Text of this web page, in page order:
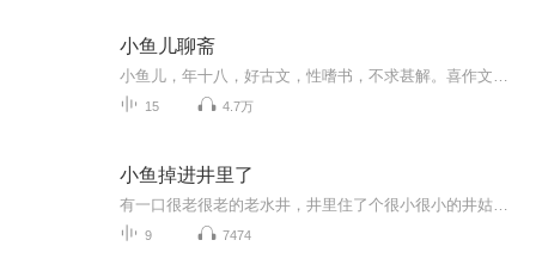
小鱼儿聊斋
15 4.7万
小鱼掉进井里了
9 7474